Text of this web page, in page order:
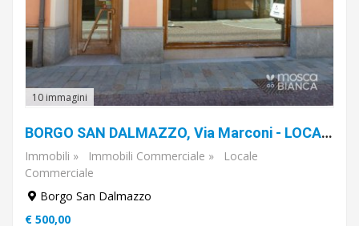
Vendita
/
Tipo
di
piano
10 immagini
BORGO SAN DALMAZZO, Via Marconi - LOCALE COMMERCIALE con VETRINA e RETRO
Immobili » Immobili Commerciale »
Locale
Commerciale
Borgo San Dalmazzo
€ 500,00